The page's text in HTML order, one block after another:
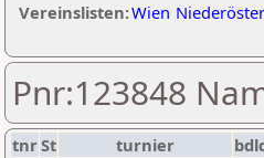
Vereinslisten:Wien
Pnr:123848
tnrSt turnier